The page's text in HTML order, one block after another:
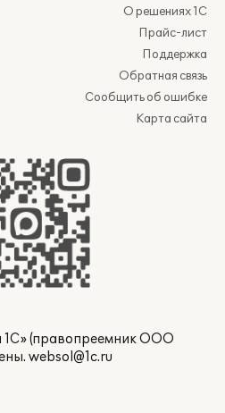
О решениях 1С
Прайс-лист
Поддержка
Обратная связь
Сообщить об ошибке
Карта сайта
1С» (правопреемник ООО
websol@1c.ru